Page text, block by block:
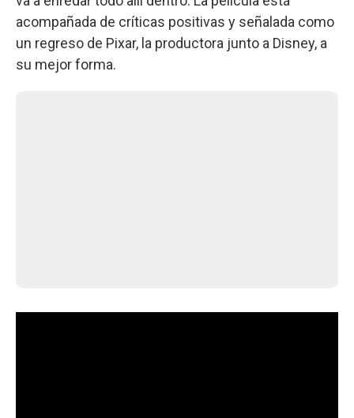
acompañada de críticas positivas y señalada como
un regreso de Pixar, la productora junto a Disney, a
su mejor forma.